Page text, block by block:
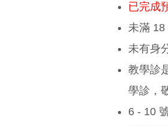
已完成
未滿 18
未有身
教學診
學診，
6 - 10